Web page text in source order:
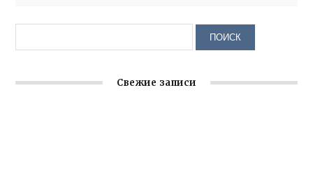
Свежие записи